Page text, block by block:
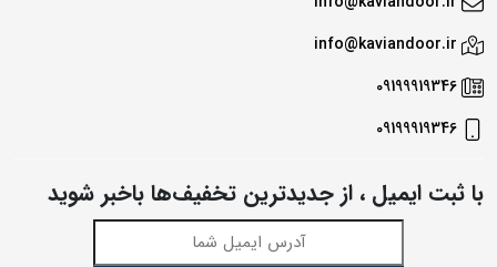
info@kaviandoor.ir
09199919346
09199919346
با ثبت ایمیل ، از جدید‌ترین تخفیف‌ها با‌خبر شوید